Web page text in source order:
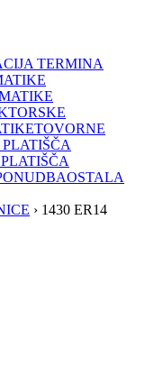
TERMINA
TOVORNE
OSTALA
› 1430 ER14